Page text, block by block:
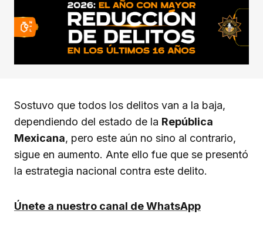
Sostuvo que todos los delitos van a la baja,
dependiendo del estado de la República
Mexicana, pero este aún no sino al contrario,
sigue en aumento. Ante ello fue que se presentó
la estrategia nacional contra este delito.
Únete a nuestro canal de WhatsApp